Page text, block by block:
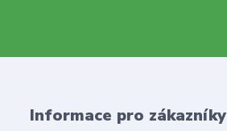
Informace pro zákazníky